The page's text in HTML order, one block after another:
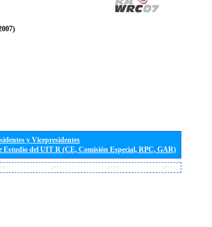
y Vicepresidentes
Estudio del UIT R (CE, Comisión Especial, RPC, GAR)